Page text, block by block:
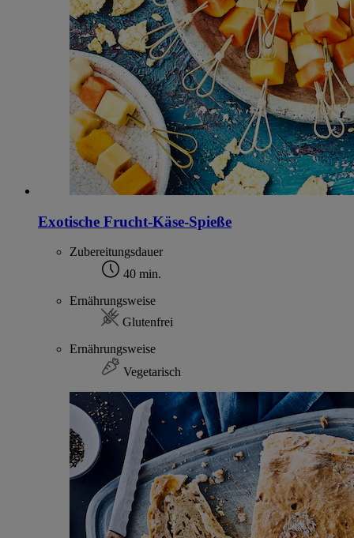
Exotische Frucht-Käse-Spieße
Zubereitungsdauer
40 min.
Ernährungsweise
Glutenfrei
Ernährungsweise
Vegetarisch